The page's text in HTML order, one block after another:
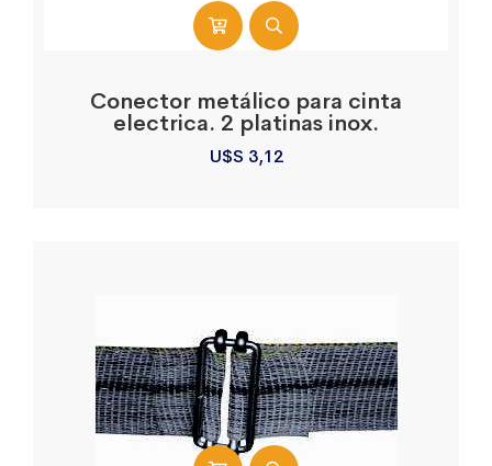
Conector metálico para cinta
electrica. 2 platinas inox.
U$S 3,12